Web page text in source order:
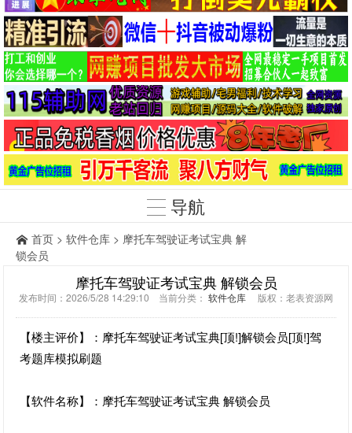
导航
首页 > 软件仓库 > 摩托车驾驶证考试宝典 解
锁会员
摩托车驾驶证考试宝典 解锁会员
发布时间：2026/5/28 14:29:10 当前分类： 软件仓库 版权：老表资源网
【楼主评价】：摩托车驾驶证考试宝典[顶!]解锁会员[顶!]驾
考题库模拟刷题
【软件名称】：摩托车驾驶证考试宝典 解锁会员